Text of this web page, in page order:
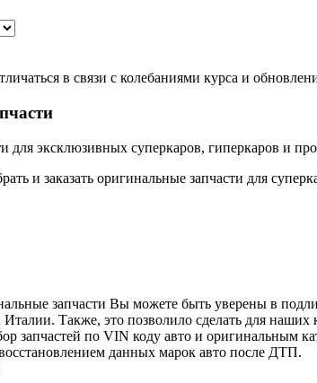
в связи с колебаниями курса и
для эксклюзивных суперкаров, гиперкаров и
и заказать оригинальные запчасти для
запчасти Вы можете быть уверены в
Также, это позволило сделать для наших
запчастей по VIN коду авто и оригинальным
данных марок авто после ДТП.